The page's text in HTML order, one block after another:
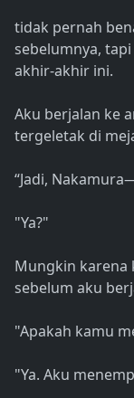
tidak pernah
sebelumnya,
akhir-akhir ini.
Aku berjalan ke
tergeletak di
“Jadi,
"Ya?"
Mungkin karena
sebelum aku
"Apakah kamu
"Ya. Aku